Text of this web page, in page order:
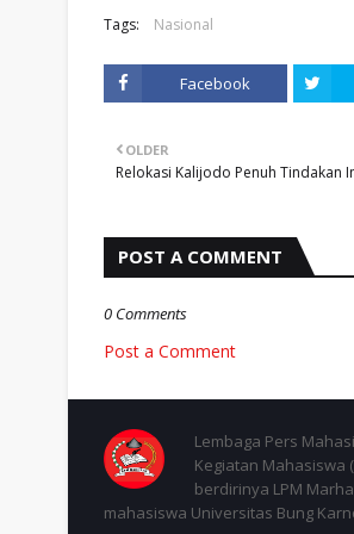
Tags: Nasional
Facebook
OLDER
Relokasi Kalijodo Penuh Tindakan
POST A COMMENT
0 Comments
Post a Comment
Lembaga Pers
Kegiatan Mahasiswa
berdirinya LPM
mahasiswa Universitas Bung